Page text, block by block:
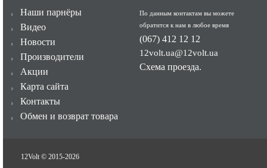
Наши парнёры
Видео
Новости
Производители
Акции
Карта сайта
Контакты
Обмен и возврат товара
По данным контактам вы можете
обратится к нам в любое время
(067) 412 12 12
12volt.ua@12volt.ua
Схема проезда.
12Volt © 2015-2026